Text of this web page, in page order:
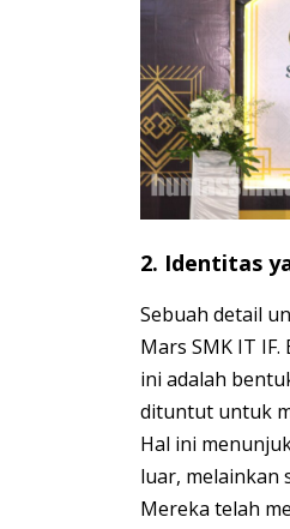
2. Identitas
Sebuah detail
Mars SMK IT
ini adalah
dituntut untuk
Hal ini
luar, melainkan
Mereka telah